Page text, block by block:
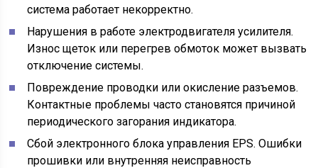
система работает некорректно.
Нарушения в работе электродвигателя усилителя.
Износ щеток или перегрев обмоток может вызвать
отключение системы.
Повреждение проводки или окисление разъемов.
Контактные проблемы часто становятся причиной
периодического загорания индикатора.
Сбой электронного блока управления EPS. Ошибки
прошивки или внутренняя неисправность